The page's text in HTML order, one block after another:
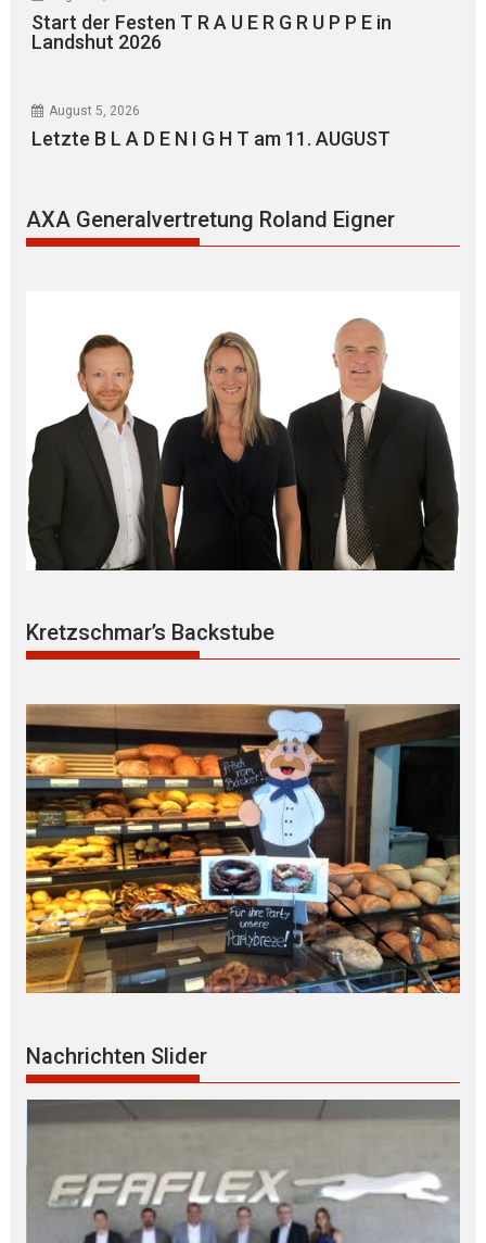
Start der Festen T R A U E R G R U P P E in
Landshut 2026
August 5, 2026
Letzte B L A D E N I G H T am 11. AUGUST
AXA Generalvertretung Roland Eigner
Kretzschmar’s Backstube
Nachrichten Slider